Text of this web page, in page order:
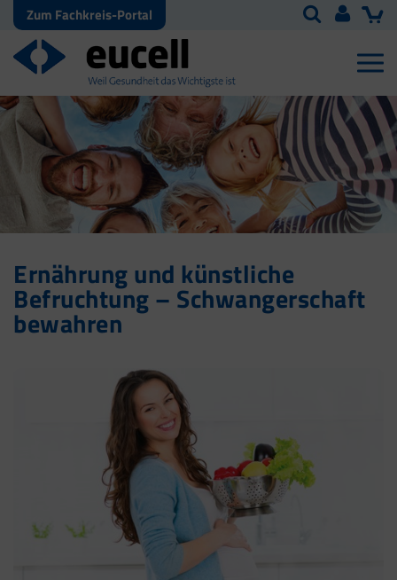
Zum Fachkreis-Portal
Ernährung und künstliche
Befruchtung – Schwangerschaft
bewahren